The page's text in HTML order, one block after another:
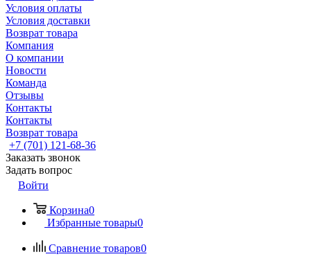
Условия оплаты
Условия доставки
Возврат товара
Компания
О компании
Новости
Команда
Отзывы
Контакты
Контакты
Возврат товара
+7 (701) 121-68-36
Заказать звонок
Задать вопрос
Войти
Корзина0
Избранные товары0
Сравнение товаров0